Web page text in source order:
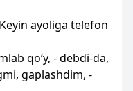
ayoliga telefon
qo‘y, - debdi-da,
gaplashdim, -